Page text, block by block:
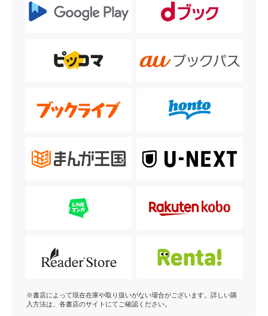
※書店によって現在在庫や取り扱いがない場合がございます。詳しい購
入方法は、各書店のサイトにてご確認ください。